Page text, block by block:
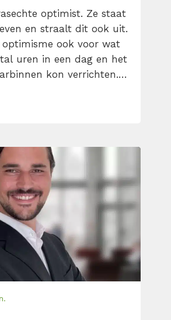
optimist. Ze staat
en straalt dit ook uit.
ook voor wat
uren in een dag en het
kon verrichten.
af kunnen helpen.